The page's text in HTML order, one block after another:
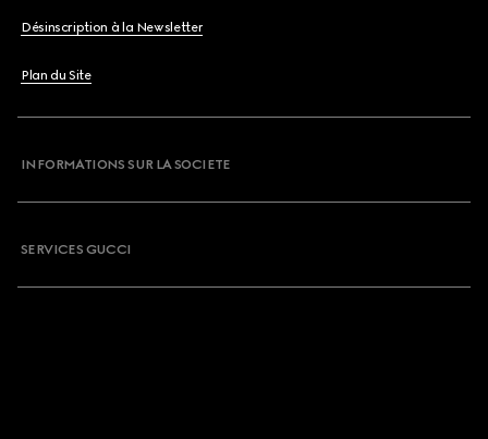
Désinscription à la Newsletter
Plan du Site
INFORMATIONS SUR LA SOCIETE
SERVICES GUCCI